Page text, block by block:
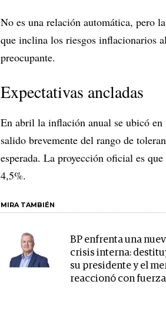
No es una relación automática, pero
que inclina los riesgos inflacionarios
preocupante.
Expectativas ancladas
En abril la inflación anual se ubicó
salido brevemente del rango de
esperada. La proyección oficial es
4,5%.
MIRA TAMBIÉN
BP enfrenta una
crisis interna:
su presidente y el
reaccionó con fuerza